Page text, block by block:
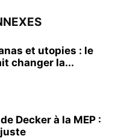
et utopies : le
changer la...
Decker à la MEP :
juste